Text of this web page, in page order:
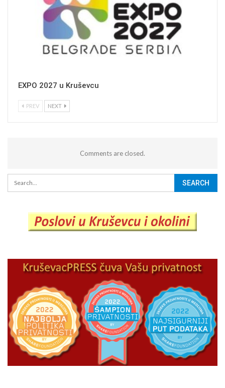
EXPO 2027 u Kruševcu
PREV NEXT
Comments are closed.